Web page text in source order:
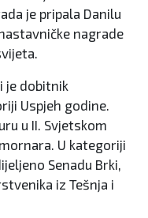
je pripala Danilu
nagrade
je dobitnik
Uspjeh godine.
u II. Svjetskom
U kategoriji
Senadu Brki,
iz Tešnja i